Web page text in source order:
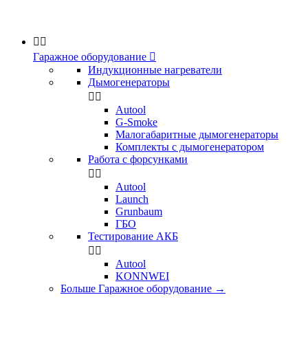
 
Гаражное оборудование 
Индукционные нагреватели
Дымогенераторы
 
Аutool
G-Smoke
Малогабаритные дымогенераторы
Комплекты с дымогенератором
Работа с форсунками
 
Autool
Launch
Grunbaum
ГБО
Тестирование АКБ
 
Autool
KONNWEI
Больше Гаражное оборудование →